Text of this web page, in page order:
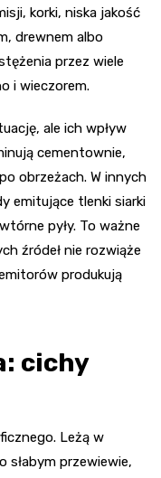
korki, niska jakość
drewnem albo
przez wiele
i wieczorem.
ale ich wpływ
cementownie,
obrzeżach. W innych
emitujące tlenki siarki
pyły. To ważne
źródeł nie rozwiąże
produkują
cichy
Leżą w
słabym przewiewie,